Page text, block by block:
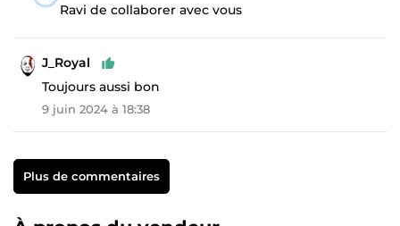
Ravi de collaborer avec vous
J_Royal
Toujours aussi bon
9 juin 2024 à 18:38
Plus de commentaires